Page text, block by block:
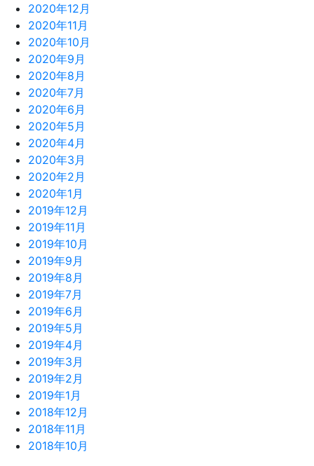
2020年12月
2020年11月
2020年10月
2020年9月
2020年8月
2020年7月
2020年6月
2020年5月
2020年4月
2020年3月
2020年2月
2020年1月
2019年12月
2019年11月
2019年10月
2019年9月
2019年8月
2019年7月
2019年6月
2019年5月
2019年4月
2019年3月
2019年2月
2019年1月
2018年12月
2018年11月
2018年10月